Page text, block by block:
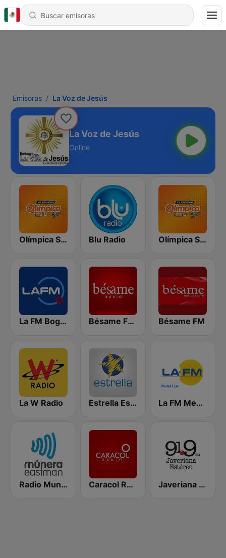
Emisoras La Voz de Jesús
La Voz de Jesús
Online
Olímpica Stereo - Medellín 104.9 FM Blu Radio Olímpica Stereo Bogotá 105.9 FM
La FM Bogotá Bésame FM Bogotá Bésame FM
La W Radio Estrella Estéreo La FM Medellín
Radio Munera Caracol Radio Medellín Javeriana Estéreo 91.9 FM